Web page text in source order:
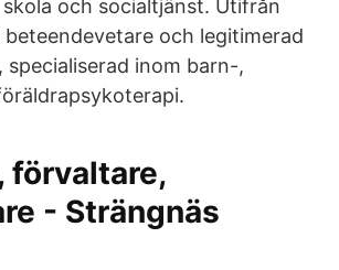
och socialtjänst. Utifrån
och legitimerad
specialiserad inom barn-,
förvaltare,
- Strängnäs